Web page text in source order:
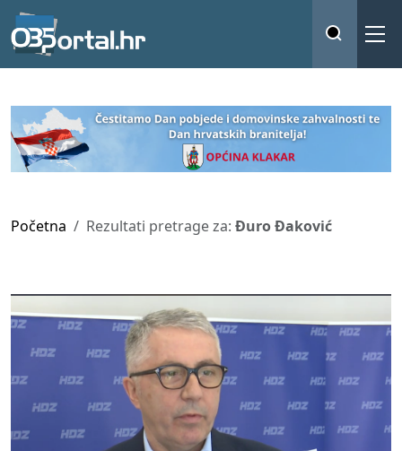
Početna Rezultati pretrage za: Đuro Đaković